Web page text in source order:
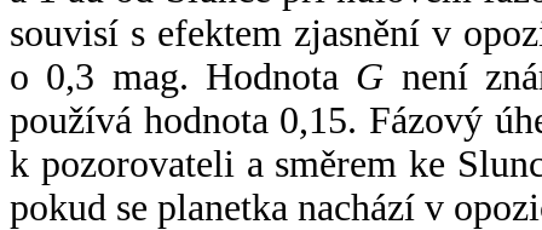
souvisí s efektem zjasnění v
o 0,3 mag. Hodnota G není
používá hodnota 0,15. Fázový
k pozorovateli a směrem ke
pokud se planetka nachází v